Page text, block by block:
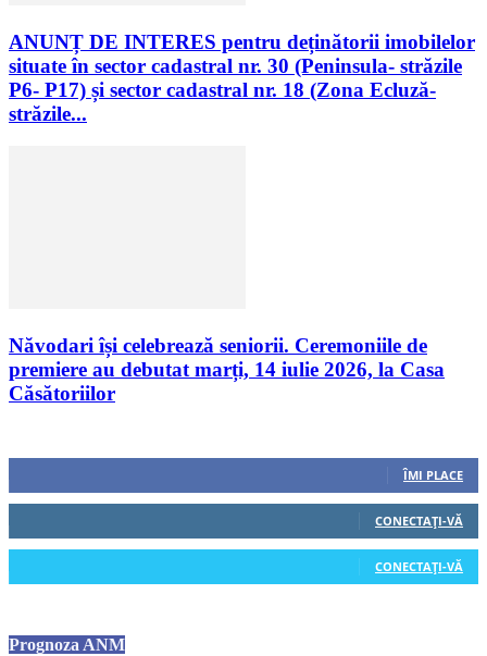
ANUNȚ DE INTERES pentru deținătorii imobilelor
situate în sector cadastral nr. 30 (Peninsula- străzile
P6- P17) și sector cadastral nr. 18 (Zona Ecluză-
străzile...
Năvodari își celebrează seniorii. Ceremoniile de
premiere au debutat marți, 14 iulie 2026, la Casa
Căsătoriilor
ÎMI PLACE
CONECTAȚI-VĂ
CONECTAȚI-VĂ
Prognoza ANM